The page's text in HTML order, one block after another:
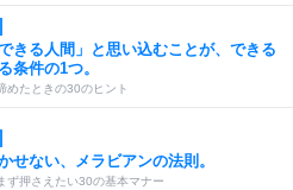
できる人間」と思い込むことが、できる
条件の1つ。
めたときの30のヒント
せない、メラビアンの法則。
ず押さえたい30の基本マナー